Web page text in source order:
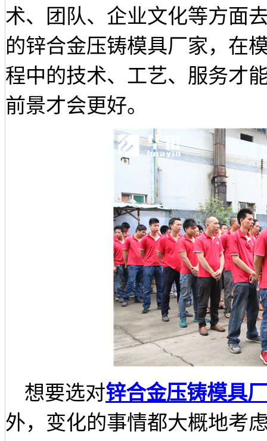
术、团队、企业文化等方面
的锌合金压铸模具厂家，在
程中的技术、工艺、服务才
前景才会更好。
想要选对锌合金压铸模具厂
外，变化的事情都大概地考